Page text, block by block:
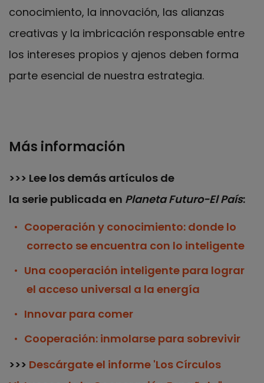
conocimiento, la innovación, las alianzas
creativas y la imbricación responsable entre
los intereses propios y ajenos deben forma
parte esencial de nuestra estrategia.
Más información
>>> Lee los demás artículos de
la serie publicada en Planeta Futuro-El País:
Cooperación y conocimiento: donde lo
correcto se encuentra con lo inteligente
Una cooperación inteligente para lograr
el acceso universal a la energía
Innovar para comer
Cooperación: inmolarse para sobrevivir
>>> Descárgate el informe 'Los Círculos